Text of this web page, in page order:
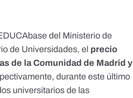
del Ministerio de
de Universidades, el precio
de la Comunidad de Madrid y
durante este último
universitarios de las